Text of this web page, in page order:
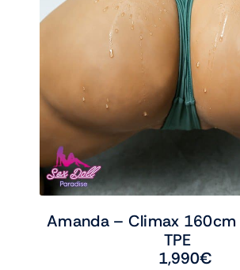
Amanda – Climax 160cm
TPE
1,990€